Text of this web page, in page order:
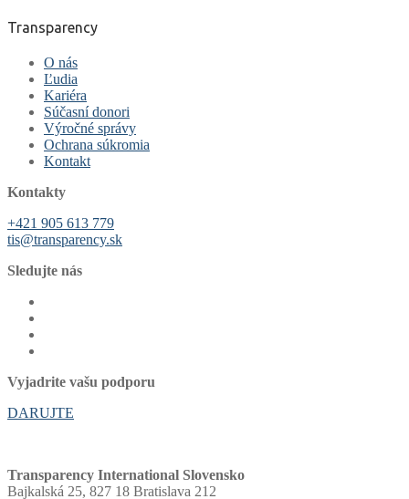
Transparency
O nás
Ľudia
Kariéra
Súčasní donori
Výročné správy
Ochrana súkromia
Kontakt
Kontakty
+421 905 613 779
tis@transparency.sk
Sledujte nás
Vyjadrite vašu podporu
DARUJTE
Transparency International Slovensko
Bajkalská 25, 827 18 Bratislava 212